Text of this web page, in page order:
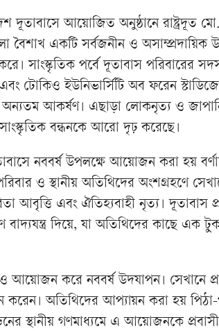
দূতাবাসে আয়োজিত অনুষ্ঠানে রাষ্ট্রদূত
বৈশাখ একটি সর্বজনীন ও অসাম্প্রদায়িক
সাংস্কৃতিক পর্বে দূতাবাস পরিবারের
টোকিও ইউনিভার্সিটি অব ফরেন স্টাডিজের
আকর্ষণ। এছাড়া লোকনৃত্য ও জাপানি
বন্ধনকে আরো দৃঢ় করেছে।
নববর্ষ উপলক্ষে আয়োজন করা হয়
ও স্থানীয় অতিথিদের অংশগ্রহণে
আবৃত্তি এবং ঐতিহ্যবাহী নৃত্য। দূতাবাস
দিয়ে, যা অতিথিদের কাছে এক
আয়োজন করে নববর্ষ উদযাপন। সেখানে
করেন। অতিথিদের আপ্যায়ন করা হয়
স্থানীয় গণমাধ্যমে এ আয়োজনকে